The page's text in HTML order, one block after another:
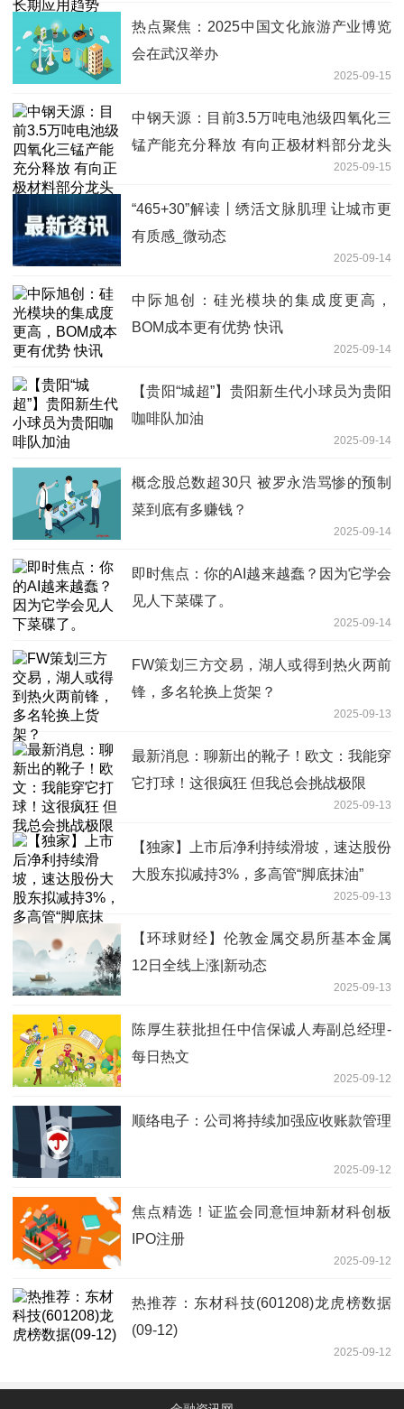
热点聚焦：2025中国文化旅游产业博览
会在武汉举办
2025-09-15
中钢天源：目前3.5万吨电池级四氧化三
锰产能充分释放 有向正极材料部分龙头
2025-09-15
“465+30”解读丨绣活文脉肌理 让城市更
有质感_微动态
2025-09-14
中际旭创：硅光模块的集成度更高，
BOM成本更有优势 快讯
2025-09-14
【贵阳“城超”】贵阳新生代小球员为贵阳
咖啡队加油
2025-09-14
概念股总数超30只 被罗永浩骂惨的预制
菜到底有多赚钱？
2025-09-14
即时焦点：你的AI越来越蠢？因为它学会
见人下菜碟了。
2025-09-14
FW策划三方交易，湖人或得到热火两前
锋，多名轮换上货架？
2025-09-13
最新消息：聊新出的靴子！欧文：我能穿
它打球！这很疯狂 但我总会挑战极限
2025-09-13
【独家】上市后净利持续滑坡，速达股份
大股东拟减持3%，多高管“脚底抹油”
2025-09-13
【环球财经】伦敦金属交易所基本金属
12日全线上涨|新动态
2025-09-13
陈厚生获批担任中信保诚人寿副总经理-
每日热文
2025-09-12
顺络电子：公司将持续加强应收账款管理
2025-09-12
焦点精选！证监会同意恒坤新材科创板
IPO注册
2025-09-12
热推荐：东材科技(601208)龙虎榜数据
(09-12)
2025-09-12